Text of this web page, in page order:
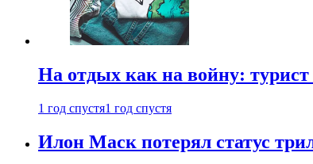
На отдых как на войну:
1 год спустя1 год спустя
Илон Маск потерял статус